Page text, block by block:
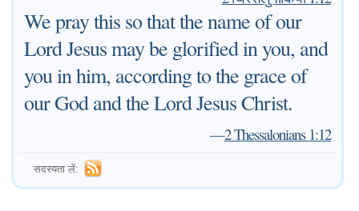
We pray this so that the name of our
Lord Jesus may be glorified in you, and
you in him, according to the grace of
our God and the Lord Jesus Christ.
—2 Thessalonians 1:12
सदस्यता लें: